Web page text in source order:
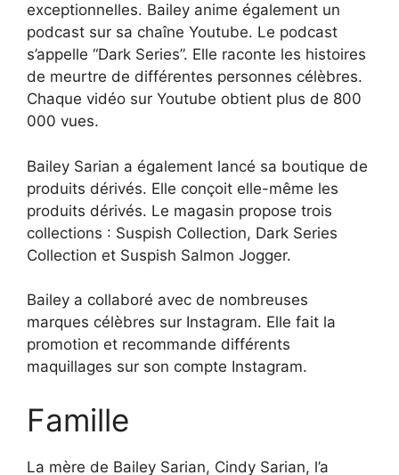
exceptionnelles. Bailey anime également un
podcast sur sa chaîne Youtube. Le podcast
s’appelle “Dark Series”. Elle raconte les histoires
de meurtre de différentes personnes célèbres.
Chaque vidéo sur Youtube obtient plus de 800
000 vues.
Bailey Sarian a également lancé sa boutique de
produits dérivés. Elle conçoit elle-même les
produits dérivés. Le magasin propose trois
collections : Suspish Collection, Dark Series
Collection et Suspish Salmon Jogger.
Bailey a collaboré avec de nombreuses
marques célèbres sur Instagram. Elle fait la
promotion et recommande différents
maquillages sur son compte Instagram.
Famille
La mère de Bailey Sarian, Cindy Sarian, l’a